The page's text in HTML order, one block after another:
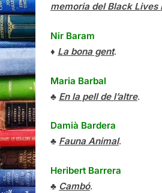
memoria del Black Lives
Nir Baram
♦ La bona gent.
Maria Barbal
♣ En la pell de l’altre.
Damià Bardera
♣ Fauna Animal.
Heribert Barrera
♣ Cambó.